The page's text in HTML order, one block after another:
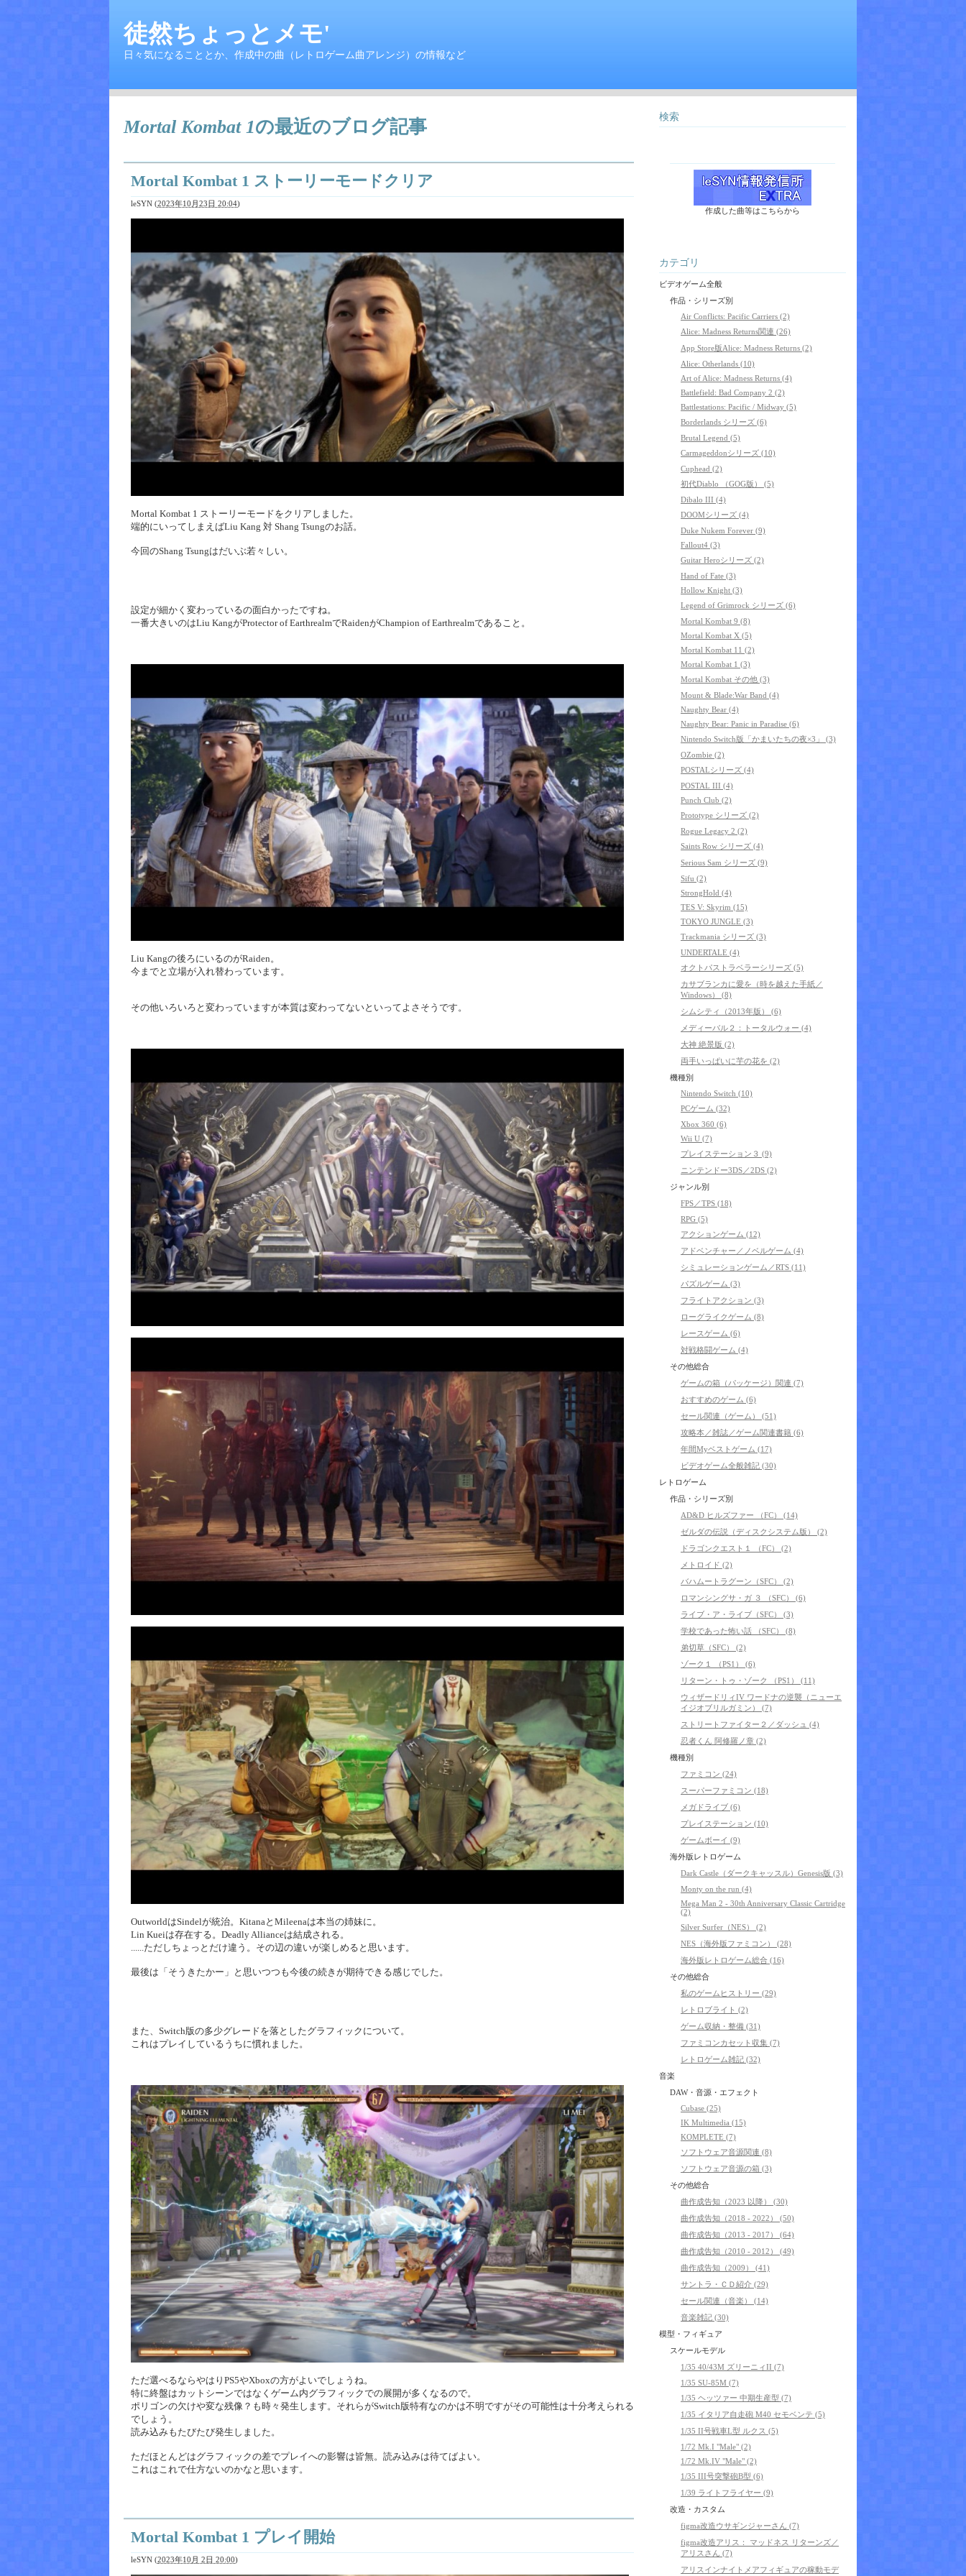
徒然ちょっとメモ'
日々気になることとか、作成中の曲（レトロゲーム曲アレンジ）の情報など
Mortal Kombat 1の最近のブログ記事
Mortal Kombat 1 ストーリーモードクリア
leSYN (2023年10月23日 20:04)
Mortal Kombat 1 ストーリーモードをクリアしました。
端的にいってしまえばLiu Kang 対 Shang Tsungのお話。
今回のShang Tsungはだいぶ若々しい。
設定が細かく変わっているの面白かったですね。
一番大きいのはLiu KangがProtector of EarthrealmでRaidenがChampion of Earthrealmであること。
Liu Kangの後ろにいるのがRaiden。
今までと立場が入れ替わっています。
その他いろいろと変わっていますが本質は変わってないといってよさそうです。
OutworldはSindelが統治。KitanaとMileenaは本当の姉妹に。
Lin Kueiは存在する。Deadly Allianceは結成される。
......ただしちょっとだけ違う。その辺の違いが楽しめると思います。
最後は「そうきたかー」と思いつつも今後の続きが期待できる感じでした。
また、Switch版の多少グレードを落としたグラフィックについて。
これはプレイしているうちに慣れました。
ただ選べるならやはりPS5やXboxの方がよいでしょうね。
特に終盤はカットシーンではなくゲーム内グラフィックでの展開が多くなるので。
ポリゴンの欠けや変な残像？も時々発生します。それらがSwitch版特有なのかは不明ですがその可能性は十分考えられる
でしょう。
読み込みもたびたび発生しました。
ただほとんどはグラフィックの差でプレイへの影響は皆無。読み込みは待てばよい。
これはこれで仕方ないのかなと思います。
Mortal Kombat 1 プレイ開始
leSYN (2023年10月 2日 20:00)
検索
作成した曲等はこちらから
カテゴリ
ビデオゲーム全般
作品・シリーズ別
Air Conflicts: Pacific Carriers (2)
Alice: Madness Returns関連 (26)
App Store版Alice: Madness Returns (2)
Alice: Otherlands (10)
Art of Alice: Madness Returns (4)
Battlefield: Bad Company 2 (2)
Battlestations: Pacific / Midway (5)
Borderlands シリーズ (6)
Brutal Legend (5)
Carmageddonシリーズ (10)
Cuphead (2)
初代Diablo （GOG版） (5)
Dibalo III (4)
DOOMシリーズ (4)
Duke Nukem Forever (9)
Fallout4 (3)
Guitar Heroシリーズ (2)
Hand of Fate (3)
Hollow Knight (3)
Legend of Grimrock シリーズ (6)
Mortal Kombat 9 (8)
Mortal Kombat X (5)
Mortal Kombat 11 (2)
Mortal Kombat 1 (3)
Mortal Kombat その他 (3)
Mount & Blade:War Band (4)
Naughty Bear (4)
Naughty Bear: Panic in Paradise (6)
Nintendo Switch版「かまいたちの夜×3」 (3)
OZombie (2)
POSTALシリーズ (4)
POSTAL III (4)
Punch Club (2)
Prototype シリーズ (2)
Rogue Legacy 2 (2)
Saints Row シリーズ (4)
Serious Sam シリーズ (9)
Sifu (2)
StrongHold (4)
TES V: Skyrim (15)
TOKYO JUNGLE (3)
Trackmania シリーズ (3)
UNDERTALE (4)
オクトパストラベラーシリーズ (5)
カサブランカに愛を（時を越えた手紙／
Windows） (8)
シムシティ（2013年版） (6)
メディーバル２：トータルウォー (4)
大神 絶景版 (2)
両手いっぱいに芋の花を (2)
機種別
Nintendo Switch (10)
PCゲーム (32)
Xbox 360 (6)
Wii U (7)
プレイステーション３ (9)
ニンテンドー3DS／2DS (2)
ジャンル別
FPS／TPS (18)
RPG (5)
アクションゲーム (12)
アドベンチャー／ノベルゲーム (4)
シミュレーションゲーム／RTS (11)
パズルゲーム (3)
フライトアクション (3)
ローグライクゲーム (8)
レースゲーム (6)
対戦格闘ゲーム (4)
その他総合
ゲームの箱（パッケージ）関連 (7)
おすすめのゲーム (6)
セール関連（ゲーム） (51)
攻略本／雑誌／ゲーム関連書籍 (6)
年間Myベストゲーム (17)
ビデオゲーム全般雑記 (30)
レトロゲーム
作品・シリーズ別
AD&D ヒルズファー （FC） (14)
ゼルダの伝説（ディスクシステム版） (2)
ドラゴンクエスト１ （FC） (2)
メトロイド (2)
バハムートラグーン（SFC） (2)
ロマンシングサ・ガ ３ （SFC） (6)
ライブ・ア・ライブ（SFC） (3)
学校であった怖い話 （SFC） (8)
弟切草（SFC） (2)
ゾーク１ （PS1） (6)
リターン・トゥ・ゾーク （PS1） (11)
ウィザードリィIV ワードナの逆襲（ニューエ
イジオブリルガミン） (7)
ストリートファイター２／ダッシュ (4)
忍者くん 阿修羅ノ章 (2)
機種別
ファミコン (24)
スーパーファミコン (18)
メガドライブ (6)
プレイステーション (10)
ゲームボーイ (9)
海外版レトロゲーム
Dark Castle（ダークキャッスル）Genesis版 (3)
Monty on the run (4)
Mega Man 2 - 30th Anniversary Classic Cartridge
(2)
Silver Surfer（NES） (2)
NES（海外版ファミコン） (28)
海外版レトロゲーム総合 (16)
その他総合
私のゲームヒストリー (29)
レトロブライト (2)
ゲーム収納・整備 (31)
ファミコンカセット収集 (7)
レトロゲーム雑記 (32)
音楽
DAW・音源・エフェクト
Cubase (25)
IK Multimedia (15)
KOMPLETE (7)
ソフトウェア音源関連 (8)
ソフトウェア音源の箱 (3)
その他総合
曲作成告知（2023 以降） (30)
曲作成告知（2018 - 2022） (50)
曲作成告知（2013 - 2017） (64)
曲作成告知（2010 - 2012） (49)
曲作成告知（2009） (41)
サントラ・ＣＤ紹介 (29)
セール関連（音楽） (14)
音楽雑記 (30)
模型・フィギュア
スケールモデル
1/35 40/43M ズリーニィII (7)
1/35 SU-85M (7)
1/35 ヘッツァー 中期生産型 (7)
1/35 イタリア自走砲 M40 セモベンテ (5)
1/35 II号戦車L型 ルクス (5)
1/72 Mk.I "Male" (2)
1/72 Mk.IV "Male" (2)
1/35 III号突撃砲B型 (6)
1/39 ライトフライヤー (9)
改造・カスタム
figma改造ウサギンジャーさん (7)
figma改造アリス： マッドネス リターンズ／
アリスさん (7)
アリスインナイトメアフィギュアの稼動モデ